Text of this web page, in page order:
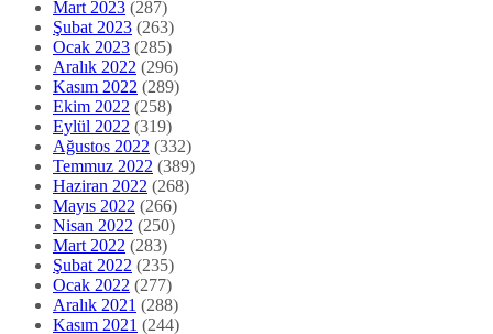
Mart 2023 (287)
Şubat 2023 (263)
Ocak 2023 (285)
Aralık 2022 (296)
Kasım 2022 (289)
Ekim 2022 (258)
Eylül 2022 (319)
Ağustos 2022 (332)
Temmuz 2022 (389)
Haziran 2022 (268)
Mayıs 2022 (266)
Nisan 2022 (250)
Mart 2022 (283)
Şubat 2022 (235)
Ocak 2022 (277)
Aralık 2021 (288)
Kasım 2021 (244)